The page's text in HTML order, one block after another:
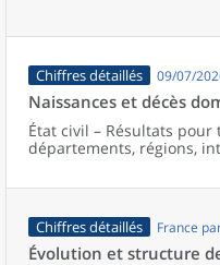
Chiffres détaillés 09/07/
Naissances et décès
État civil – Résultats
départements, régions,
Chiffres détaillés France
Évolution et structure